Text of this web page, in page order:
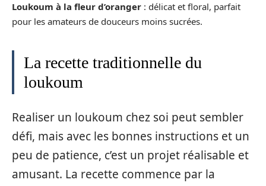
Loukoum à la fleur d’oranger : délicat et floral, parfait
pour les amateurs de douceurs moins sucrées.
La recette traditionnelle du
loukoum
Realiser un loukoum chez soi peut sembler
défi, mais avec les bonnes instructions et un
peu de patience, c’est un projet réalisable et
amusant. La recette commence par la